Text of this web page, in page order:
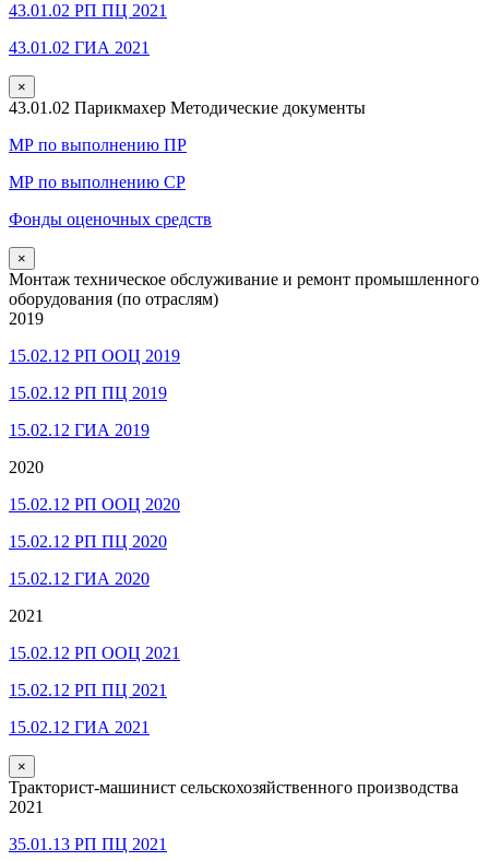
43.01.02 РП ПЦ 2021
43.01.02 ГИА 2021
×
43.01.02 Парикмахер Методические документы
МР по выполнению ПР
МР по выполнению СР
Фонды оценочных средств
×
Монтаж техническое обслуживание и ремонт промышленного
оборудования (по отраслям)
2019
15.02.12 РП ООЦ 2019
15.02.12 РП ПЦ 2019
15.02.12 ГИА 2019
2020
15.02.12 РП ООЦ 2020
15.02.12 РП ПЦ 2020
15.02.12 ГИА 2020
2021
15.02.12 РП ООЦ 2021
15.02.12 РП ПЦ 2021
15.02.12 ГИА 2021
×
Тракторист-машинист сельскохозяйственного производства
2021
35.01.13 РП ПЦ 2021